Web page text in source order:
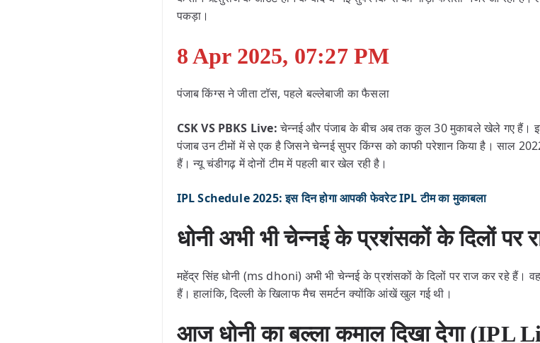
पकड़ा।
8 Apr 2025, 07:27 PM
पंजाब किंग्स ने जीता टॉस, पहले बल्लेबाजी का फैसला
CSK VS PBKS Live:चेन्नई और पंजाब के बीच अब तक कुल 30 मुकाबले खेले गए हैं।
पंजाब उन टीमों में से एक है जिसने चेन्नई सुपर किंग्स को काफी परेशान किया है। साल
हैं। न्यू चंडीगढ़ में दोनों टीम में पहली बार खेल रही है।
IPL Schedule 2025: इस दिन होगा आपकी फेवरेट IPL टीम का मुकाबला
धोनी अभी भी चेन्नई के प्रशंसकों के दिलों पर
महेंद्र सिंह धोनी (ms dhoni) अभी भी चेन्नई के प्रशंसकों के दिलों पर राज कर रहे हैं।
हैं। हालांकि, दिल्ली के खिलाफ मैच समर्टन क्योंकि आंखें खुल गई थी।
आज धोनी का बल्ला कमाल दिखा देगा (IPL